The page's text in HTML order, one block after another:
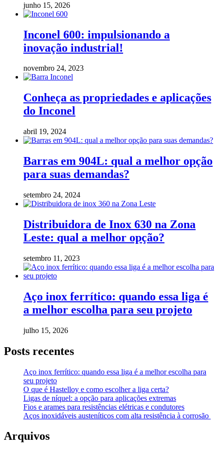
junho 15, 2026
Inconel 600: impulsionando a
inovação industrial!
novembro 24, 2023
Conheça as propriedades e aplicações
do Inconel
abril 19, 2024
Barras em 904L: qual a melhor opção
para suas demandas?
setembro 24, 2024
Distribuidora de Inox 630 na Zona
Leste: qual a melhor opção?
setembro 11, 2023
Aço inox ferrítico: quando essa liga é
a melhor escolha para seu projeto
julho 15, 2026
Posts recentes
Aço inox ferrítico: quando essa liga é a melhor escolha para
seu projeto
O que é Hastelloy e como escolher a liga certa?
Ligas de níquel: a opção para aplicações extremas
Fios e arames para resistências elétricas e condutores
Aços inoxidáveis austeníticos com alta resistência à corrosão
Arquivos